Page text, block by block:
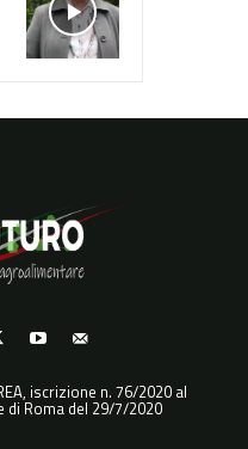
iscrizione n. 76/2020 al
di Roma del 29/7/2020